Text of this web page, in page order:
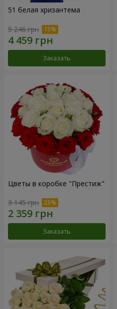
51 белая хризантема
5 246 грн
Заказать
Цветы в коробке "Престиж"
3 145 грн
Заказать